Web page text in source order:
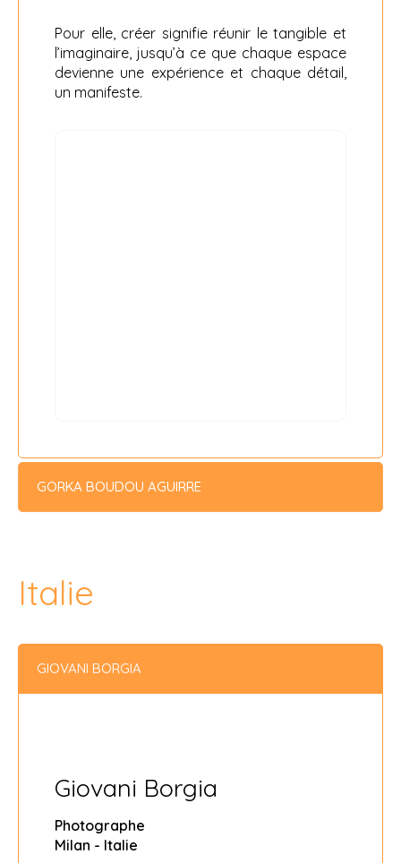
Pour elle, créer signifie réunir le tangible et
l’imaginaire, jusqu’à ce que chaque espace
devienne une expérience et chaque détail,
un manifeste.
GORKA BOUDOU AGUIRRE
Italie
GIOVANI BORGIA
Giovani Borgia
Photographe
Milan - Italie